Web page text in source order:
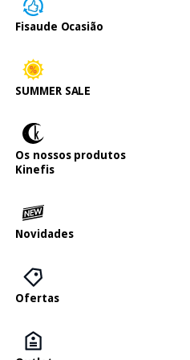
Fisaude Ocasião
SUMMER SALE
Os nossos produtos
Kinefis
Novidades
Ofertas